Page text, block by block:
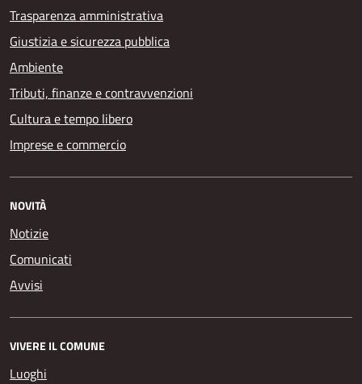
Trasparenza amministrativa
Giustizia e sicurezza pubblica
Ambiente
Tributi, finanze e contravvenzioni
Cultura e tempo libero
Imprese e commercio
NOVITÀ
Notizie
Comunicati
Avvisi
VIVERE IL COMUNE
Luoghi